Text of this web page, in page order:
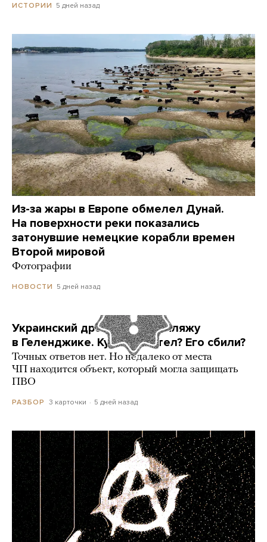
ИСТОРИИ 5 дней назад
Из-за жары в Европе обмелел Дунай.
На поверхности реки показались
затонувшие немецкие корабли времен
Второй мировой
Фотографии
НОВОСТИ 5 дней назад
Украинский дрон попал по пляжу
в Геленджике. Куда он летел? Его сбили?
Точных ответов нет. Но недалеко от места
ЧП находится объект, который могла защищать
ПВО
РАЗБОР 3 карточки 5 дней назад